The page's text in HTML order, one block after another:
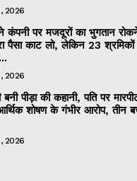
2026
कंपनी पर मजदूरों का भुगतान
पैसा काट लो, लेकिन 23 श्रमिकों
2026
पीड़ा की कहानी, पति पर
शोषण के गंभीर आरोप, तीन
2026